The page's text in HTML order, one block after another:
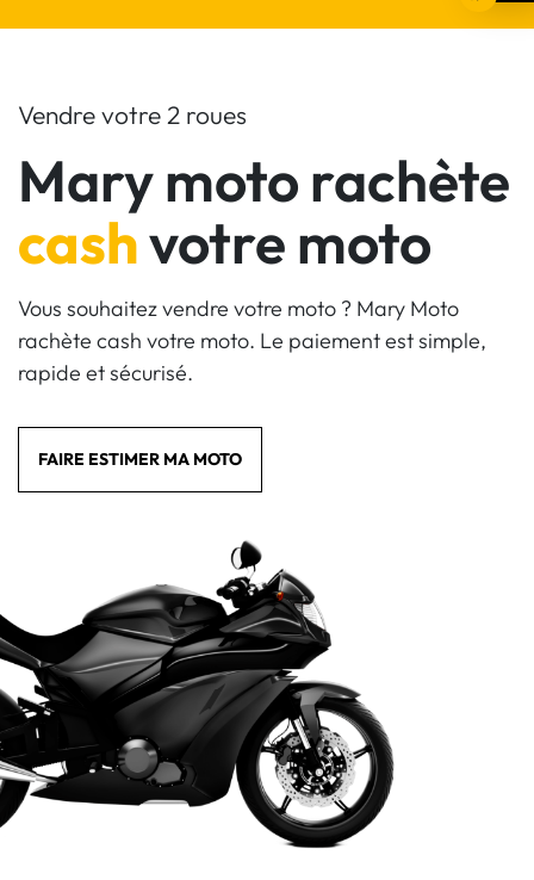
Vendre votre 2 roues
Mary moto rachète
cashvotre moto
Vous souhaitez vendre votre moto ? Mary Moto
rachète cash votre moto. Le paiement est simple,
rapide et sécurisé.
FAIRE ESTIMER MA MOTO